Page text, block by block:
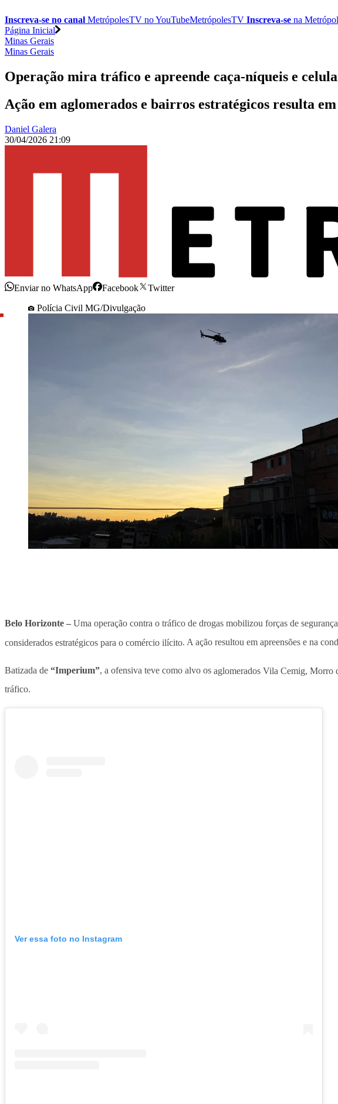
Inscreva-se no canal MetrópolesTV noYouTubeMetrópolesTV Inscreva-se na
Página Inicial
Minas Gerais
Minas Gerais
Operação mira tráfico e apreende caça-níqueis e
Ação em aglomerados e bairros estratégicos resulta
Daniel Galera
30/04/2026 21:09
Enviar no WhatsApp Facebook
Twitter
Polícia Civil MG/Divulgação
Belo Horizonte – Uma operação contra o tráfico de drogas mobilizou forças de
considerados estratégicos para o comércio ilícito. A ação resultou em apreensões e na
Batizada de “Imperium”, a ofensiva teve como alvo os aglomerados Vila Cemig, Morro
tráfico.
Ver essa foto no Instagram